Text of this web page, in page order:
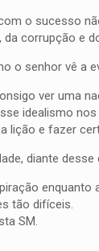
o sucesso
corrupção e
o senhor vê a
ver uma
idealismo
lição e fazer
diante
tão difíceis.
SM.